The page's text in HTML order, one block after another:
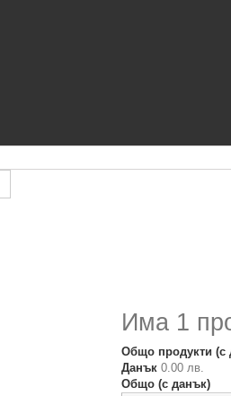
Има 1
Общо продукти (с
Данък 0.00 лв.
Общо (с данък)